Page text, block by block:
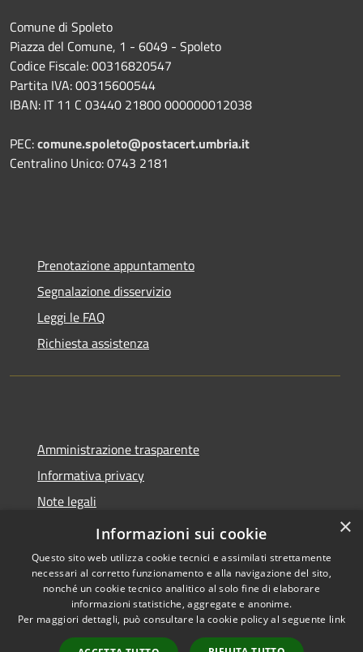
Comune di Spoleto
Piazza del Comune, 1 - 6049 - Spoleto
Codice Fiscale: 00316820547
Partita IVA: 00315600544
IBAN: IT 11 C 03440 21800 000000012038
PEC:comune.spoleto@postacert.umbria.it
Centralino Unico: 0743 2181
Prenotazione appuntamento
Segnalazione disservizio
Leggi le FAQ
Richiesta assistenza
Amministrazione trasparente
Informativa privacy
Note legali
Dichiarazione di accessibilità
Accessibilità
Copyright © 2026 • Comune di
Spoleto • Powered by
Municipium• Accesso
×
Informazioni sui cookie
Questo sito web utilizza cookie tecnici e assimilati strettamente
necessari al corretto funzionamento e alla navigazione del sito,
nonché un cookie tecnico analitico al solo fine di elaborare
informazioni statistiche, aggregate e anonime.
Per maggiori dettagli, può consultare la cookie policy al seguente link